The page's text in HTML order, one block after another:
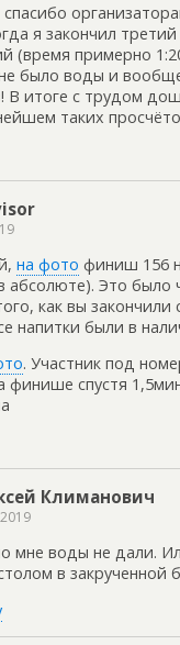
я закончил
(время примерно
было воды и
В итоге с трудом
таких
на фото финиш 156
абсолюте). Это было
как вы закончили
напитки были в
. Участник под
финише спустя
Климанович
мне воды не дали.
в закрученной